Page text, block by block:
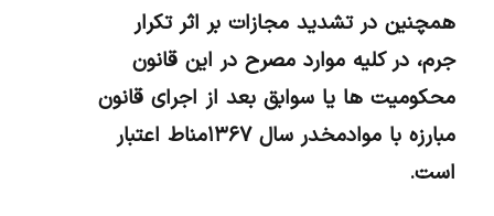
همچنین در تشدید مجازات بر اثر تکرار
جرم، در کلیه موارد مصرح در این قانون
محکومیت ها یا سوابق بعد از اجرای قانون
مبارزه با موادمخدر سال ۱۳۶۷مناط اعتبار
است.